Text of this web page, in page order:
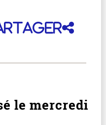
le mercredi